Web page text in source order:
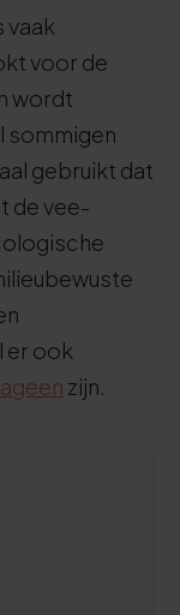
vaak
voor de
wordt
sommigen
gebruikt dat
de vee-
er ook
zijn.